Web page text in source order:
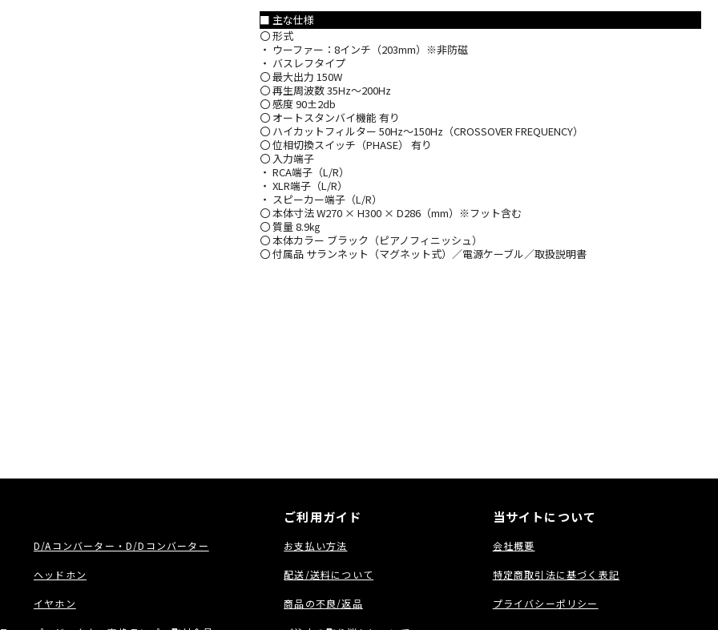
■ 主な仕様
〇 形式
・ ウーファー：8インチ（203mm）※非防磁
・ バスレフタイプ
〇 最大出力 150W
〇 再生周波数 35Hz～200Hz
〇 感度 90±2db
〇 オートスタンバイ機能 有り
〇 ハイカットフィルター 50Hz～150Hz（CROSSOVER FREQUENCY）
〇 位相切換スイッチ（PHASE） 有り
〇 入力端子
・ RCA端子（L/R）
・ XLR端子（L/R）
・ スピーカー端子（L/R）
〇 本体寸法 W270 × H300 × D286（mm）※フット含む
〇 質量 8.9㎏
〇 本体カラー ブラック（ピアノフィニッシュ）
〇 付属品 サランネット（マグネット式）／電源ケーブル／取扱説明書
D/Aコンバーター・D/Dコンバーター
ヘッドホン
イヤホン
ご利用ガイド
お支払い方法
配送/送料について
商品の不良/返品
当サイトについて
会社概要
特定商取引法に基づく表記
プライバシーポリシー